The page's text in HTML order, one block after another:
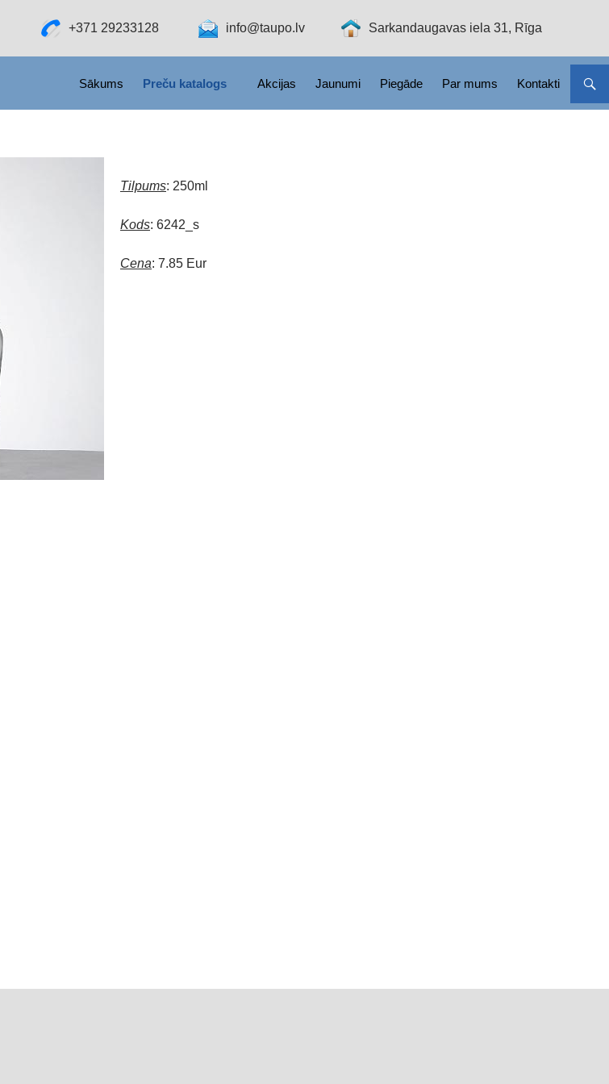
+371 29233128 info@taupo.lv Sarkandaugavas iela 31, Rīga
Sākums Preču katalogs Akcijas Jaunumi Piegāde Par mums Kontakti
Tilpums: 250ml
Kods: 6242_s
Cena: 7.85 Eur